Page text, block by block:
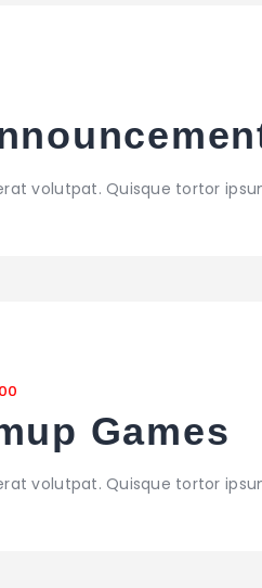
volutpat. Quisque tortor
Games
volutpat. Quisque tortor